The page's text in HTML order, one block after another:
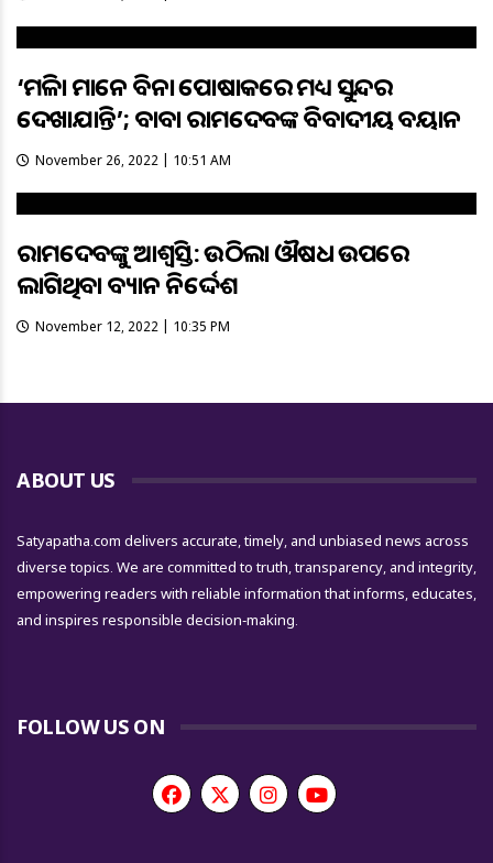
‘ମହିଳା ମାନେ ବିନା ପୋଷାକରେ ମଧ୍ୟ ସୁନ୍ଦର
ଦେଖାଯାନ୍ତି’; ବାବା ରାମଦେବଙ୍କ ବିବାଦୀୟ ବୟାନ
November 26, 2022 | 10:51 AM
ରାମଦେବଙ୍କୁ ଆଶ୍ବସ୍ତି: ଉଠିଲା ଔଷଧ ଉପରେ
ଲାଗିଥିବା ବ୍ୟାନ ନିର୍ଦ୍ଦେଶ
November 12, 2022 | 10:35 PM
ABOUT US
Satyapatha.com delivers accurate, timely, and unbiased news across
diverse topics. We are committed to truth, transparency, and integrity,
empowering readers with reliable information that informs, educates,
and inspires responsible decision-making.
FOLLOW US ON